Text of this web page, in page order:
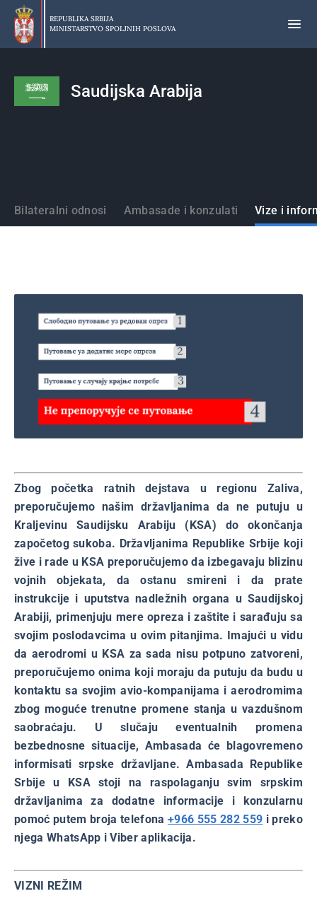
Preskoči
glavni
deo
REPUBLIKA SRBIJA
MINISTARSTVO SPOLJNIH POSLOVA
Saudijska Arabija
Države
Bilateralni odnosi Ambasade i konzulati Vize i
Zbog početka ratnih dejstava u regionu Zaliva,
preporučujemo našim državljanima da ne putuju u
Kraljevinu Saudijsku Arabiju (KSA) do okončanja
započetog sukoba. Državljanima Republike Srbije koji
žive i rade u KSA preporučujemo da izbegavaju blizinu
vojnih objekata, da ostanu smireni i da prate
instrukcije i uputstva nadležnih organa u Saudijskoj
Arabiji, primenjuju mere opreza i zaštite i sarađuju sa
svojim poslodavcima u ovim pitanjima. Imajući u vidu
da aerodromi u KSA za sada nisu potpuno zatvoreni,
preporučujemo onima koji moraju da putuju da budu u
kontaktu sa svojim avio-kompanijama i aerodromima
zbog moguće trenutne promene stanja u vazdušnom
saobraćaju. U slučaju eventualnih promena
bezbednosne situacije, Ambasada će blagovremeno
informisati srpske državljane. Ambasada Republike
Srbije u KSA stoji na raspolaganju svim srpskim
državljanima za dodatne informacije i konzularnu
pomoć putem broja telefona +966 555 282 559 i preko
njega WhatsApp i Viber aplikacija.
VIZNI REŽIM